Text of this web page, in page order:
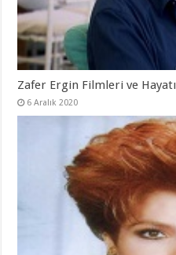
Zafer Ergin Filmleri ve Hayatı
6 Aralık 2020